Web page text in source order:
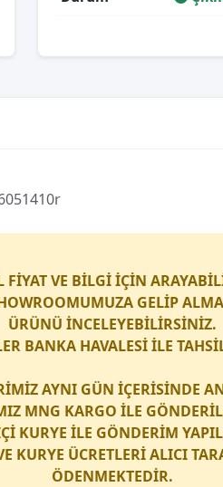
FİYAT VE BİLGİ İÇİN
GELİP
ÜRÜNÜ İNCELEYEBİLİRSİNİZ.
BANKA HAVALESİ İLE
AYNI GÜN İÇERİSİNDE
MNG KARGO İLE
KURYE İLE GÖNDERİM
KURYE ÜCRETLERİ ALICI
ÖDENMEKTEDİR.